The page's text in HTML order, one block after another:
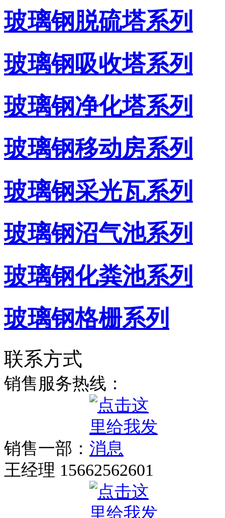
玻璃钢脱硫塔系列
玻璃钢吸收塔系列
玻璃钢净化塔系列
玻璃钢移动房系列
玻璃钢采光瓦系列
玻璃钢沼气池系列
玻璃钢化粪池系列
玻璃钢格栅系列
联系方式
销售服务热线：
销售一部：
王经理 15662562601